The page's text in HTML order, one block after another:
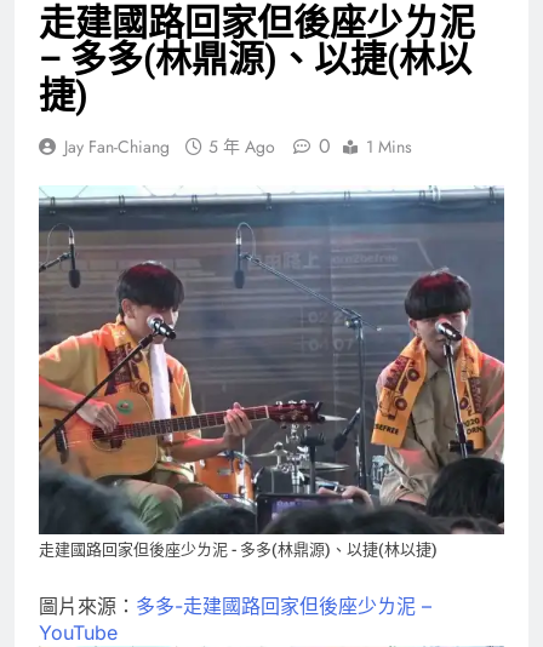
走建國路回家但後座少ㄌ泥
– 多多(林鼎源)、以捷(林以
捷)
Jay Fan-Chiang 5 年 Ago 0 1 Mins
走建國路回家但後座少ㄌ泥 - 多多(林鼎源)、以捷(林以捷)
圖片來源： 多多-走建國路回家但後座少ㄌ泥 –
YouTube